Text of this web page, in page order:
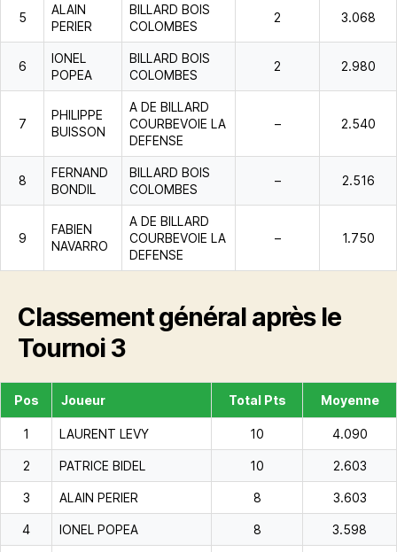
5
ALAIN
PERIER
BILLARD BOIS
COLOMBES
2 3.068
6
IONEL
POPEA
BILLARD BOIS
COLOMBES
2 2.980
7
PHILIPPE
BUISSON
A DE BILLARD
COURBEVOIE LA
DEFENSE
– 2.540
8
FERNAND
BONDIL
BILLARD BOIS
COLOMBES
– 2.516
9
FABIEN
NAVARRO
A DE BILLARD
COURBEVOIE LA
DEFENSE
– 1.750
Classement général après le
Tournoi 3
Pos Joueur Total Pts Moyenne
1 LAURENT LEVY 10 4.090
2 PATRICE BIDEL 10 2.603
3 ALAIN PERIER 8 3.603
4 IONEL POPEA 8 3.598